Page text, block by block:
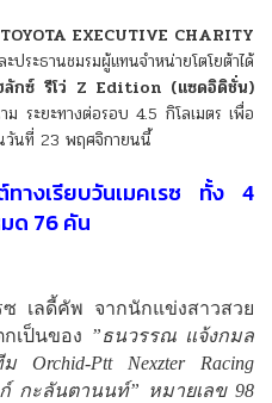
TOYOTA EXECUTIVE CHARITY
ะประธานชมรมผู้แทนจำหน่ายโตโยต้าได้
ฮลักซ์ รีโว่ Z Edition (แซดอิดิชั่น)
ระยะทางต่อรอบ 4.5 กิโลเมตร เพื่อ
นวันที่ 23 พฤศจิกายนนี้
ทางเรียบวันเมคเรซ ทั้ง 4
ด 76 คัน
เลดี้คัพ จากนักแข่งสาวสวย
เป็นของ ”ธนวรรณ แจ้งกมล
Ptt Nexzter Racing
กะลันตานนท์” หมายเลข 98